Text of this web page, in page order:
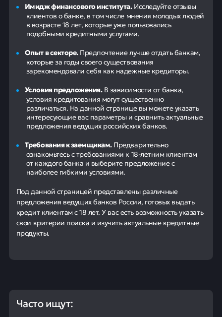
Имидж финансового института.Исследуйте отзывы
клиентов о банке, в том числе мнения молодых людей
в возрасте 18 лет, которые уже пользовались
подобными кредитными услугами.
Опыт в секторе.Предпочтение лучше отдать банкам,
которые за годы своего существования
зарекомендовали себя как надежные кредиторы.
Условия предложения.В зависимости от банка,
условия кредитования могут существенно
различаться. На данной странице вы можете указать
интересующие вас параметры и сравнить актуальные
предложения ведущих российских банков.
Требования к заемщикам.Предварительно
ознакомьтесь с требованиями к 18-летним клиентам
от каждого банка и выберите предложение с
наиболее гибкими условиями.
Под данной страницей представлены различные
предложения ведущих банков России, готовых выдать
кредит клиентам с 18 лет. У вас есть возможность указать
свои критерии поиска и изучить актуальные кредитные
продукты.
Часто ищут: